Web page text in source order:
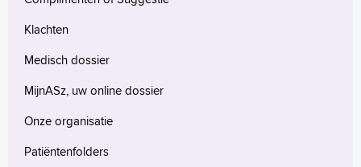
Klachten
Medisch dossier
MijnASz, uw online dossier
Onze organisatie
Patiëntenfolders